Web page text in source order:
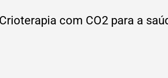
com CO2 para a